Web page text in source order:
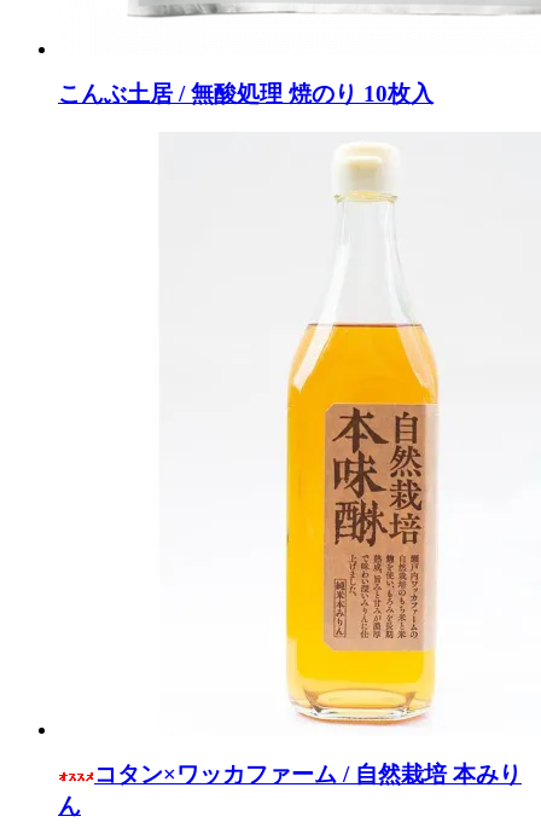
こんぶ土居 / 無酸処理 焼のり 10枚入
コタン×ワッカファーム / 自然栽培 本みり
ん